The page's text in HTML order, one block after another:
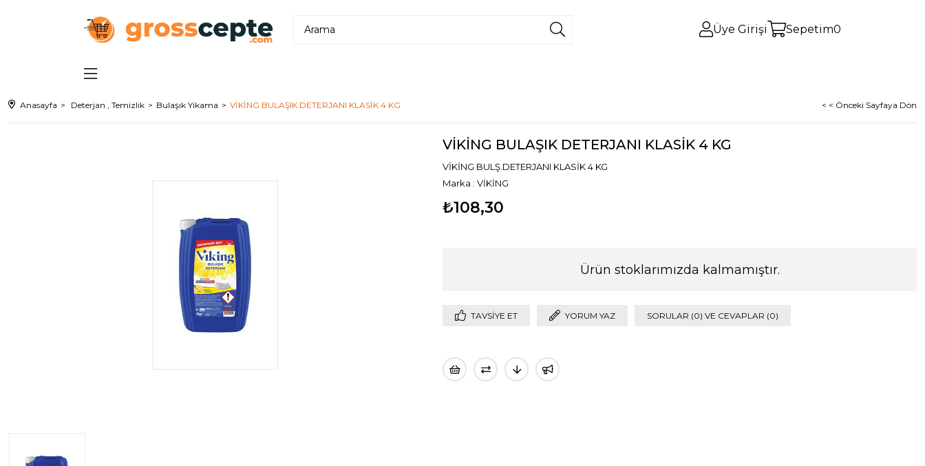
Üye Girişi Sepetim0
Anasayfa Deterjan , Temizlik Bulaşık Yikama VİKİNG BULAŞIK DETERJANI KLASİK 4 KG < < Önceki Sayfaya Dön
VİKİNG BULAŞIK DETERJANI KLASİK 4 KG
VİKİNG BULŞ.DETERJANI KLASİK 4 KG
Marka : VİKİNG
₺108,30
Ürün stoklarımızda kalmamıştır.
TAVSIYE ET YORUM YAZ SORULAR (0) VE CEVAPLAR (0)